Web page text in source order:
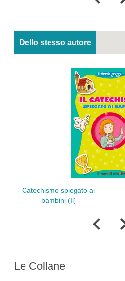
Dello stesso autore
Catechismo spiegato ai
bambini (Il)
Le Collane